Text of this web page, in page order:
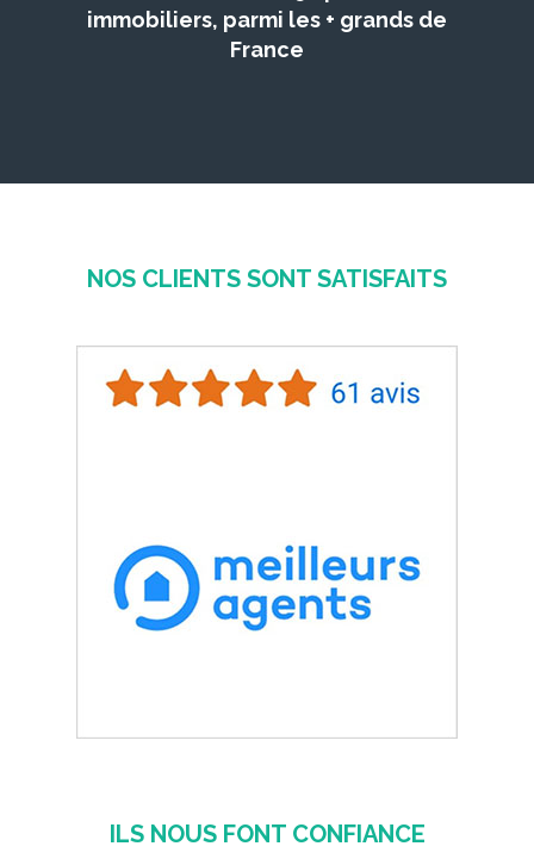
immobiliers, parmi les + grands de
France
NOS CLIENTS SONT SATISFAITS
ILS NOUS FONT CONFIANCE